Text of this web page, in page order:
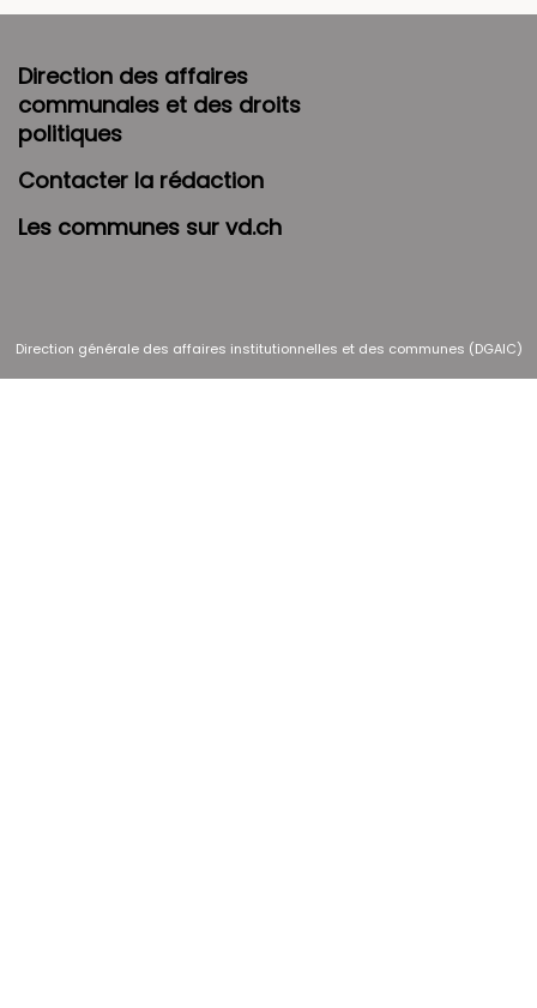
Direction des affaires
communales et des droits
politiques
Contacter la rédaction
Les communes sur vd.ch
Direction générale des affaires institutionnelles et des communes (DGAIC)